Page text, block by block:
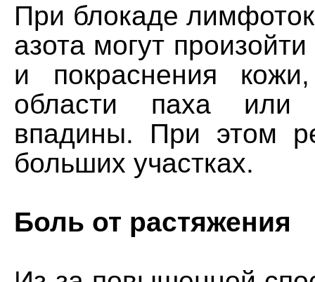
При блокаде
азота могут
и покраснения
области паха или
впадины. При этом
больших участках.
Боль от растяжения